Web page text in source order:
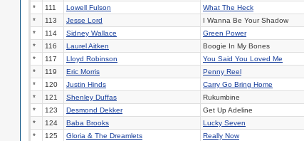
*
111 Lowell Fulson What The Heck
*
113 Jesse Lord I Wanna Be Your Shadow
*
114 Sidney Wallace Green Power
*
116 Laurel Aitken Boogie In My Bones
*
117 Lloyd Robinson You Said You Loved Me
*
119 Eric Morris Penny Reel
*
120 Justin Hinds Carry Go Bring Home
*
121 Shenley Duffas Rukumbine
*
123 Desmond Dekker Get Up Adeline
*
124 Baba Brooks Lucky Seven
*
125 Gloria & The Dreamlets Really Now